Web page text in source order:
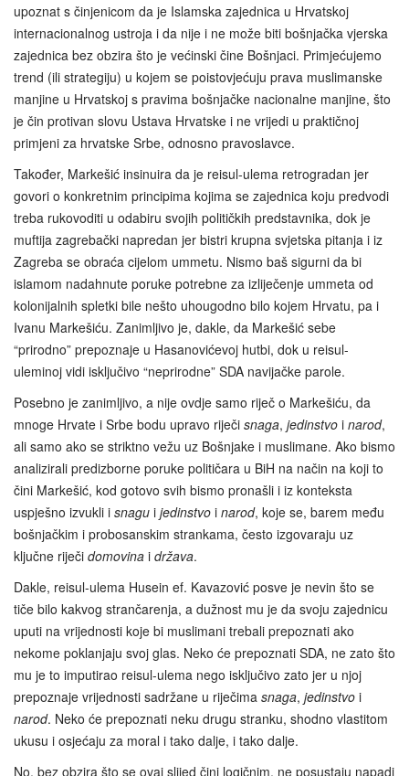
upoznat s činjenicom da je Islamska zajednica u Hrvatskoj
internacionalnog ustroja i da nije i ne može biti bošnjačka vjerska
zajednica bez obzira što je većinski čine Bošnjaci. Primjećujemo
trend (ili strategiju) u kojem se poistovjećuju prava muslimanske
manjine u Hrvatskoj s pravima bošnjačke nacionalne manjine, što
je čin protivan slovu Ustava Hrvatske i ne vrijedi u praktičnoj
primjeni za hrvatske Srbe, odnosno pravoslavce.
Također, Markešić insinuira da je reisul-ulema retrogradan jer
govori o konkretnim principima kojima se zajednica koju predvodi
treba rukovoditi u odabiru svojih političkih predstavnika, dok je
muftija zagrebački napredan jer bistri krupna svjetska pitanja i iz
Zagreba se obraća cijelom ummetu. Nismo baš sigurni da bi
islamom nadahnute poruke potrebne za izliječenje ummeta od
kolonijalnih spletki bile nešto uhougodno bilo kojem Hrvatu, pa i
Ivanu Markešiću. Zanimljivo je, dakle, da Markešić sebe
“prirodno” prepoznaje u Hasanovićevoj hutbi, dok u reisul-
uleminoj vidi isključivo “neprirodne” SDA navijačke parole.
Posebno je zanimljivo, a nije ovdje samo riječ o Markešiću, da
mnoge Hrvate i Srbe bodu upravo riječi snaga, jedinstvo i narod,
ali samo ako se striktno vežu uz Bošnjake i muslimane. Ako bismo
analizirali predizborne poruke političara u BiH na način na koji to
čini Markešić, kod gotovo svih bismo pronašli i iz konteksta
uspješno izvukli i snagu i jedinstvo i narod, koje se, barem među
bošnjačkim i probosanskim strankama, često izgovaraju uz
ključne riječi domovina i država.
Dakle, reisul-ulema Husein ef. Kavazović posve je nevin što se
tiče bilo kakvog strančarenja, a dužnost mu je da svoju zajednicu
uputi na vrijednosti koje bi muslimani trebali prepoznati ako
nekome poklanjaju svoj glas. Neko će prepoznati SDA, ne zato što
mu je to imputirao reisul-ulema nego isključivo zato jer u njoj
prepoznaje vrijednosti sadržane u riječima snaga, jedinstvo i
narod. Neko će prepoznati neku drugu stranku, shodno vlastitom
ukusu i osjećaju za moral i tako dalje, i tako dalje.
No, bez obzira što se ovaj slijed čini logičnim, ne posustaju napadi